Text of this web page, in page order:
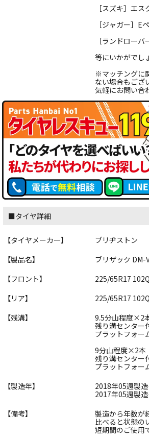
［スズキ］エス
［ジャガー］E
［ランドロー
等にいかがでし
※マッチングに
ない場合もござ
気軽にお問い合
■タイヤ詳細
【タイヤメーカー】
ブリヂストン
【製品名】
ブリザック DM-
【フロント】
225/65R17 102Q
【リア】
225/65R17 102Q
【残溝】
9.5分山程度×2
残り溝センター
プラットフォー
9分山程度×2本
残り溝センター
プラットフォー
【製造年】
2018年05週製
2017年05週製
【備考】
製造から年数が
比べると状態の
短期間のご使用